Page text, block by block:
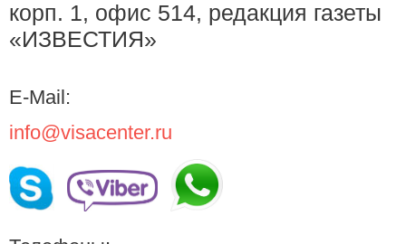
корп. 1, офис 514, редакция газеты
«ИЗВЕСТИЯ»
E-Mail:
info@visacenter.ru